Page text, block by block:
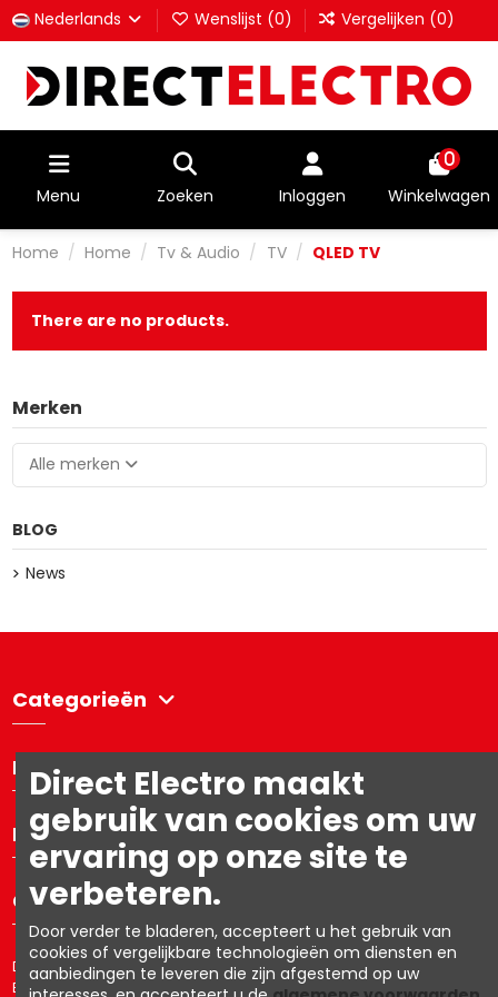
Nederlands Wenslijst (0) Vergelijken (0)
Menu Zoeken Inloggen
0
Winkelwagen
Home Home Tv & Audio TV QLED TV
There are no products.
Merken
Alle merken
BLOG
News
Categorieën
Directelectro
Mijn account
Contacteer ons
Directelectro is de B2C-webshop van Ets. R. Van den Berg NV – BTW:
BE0403.153.576
Direct Electro maakt
gebruik van cookies om uw
ervaring op onze site te
verbeteren.
Door verder te bladeren, accepteert u het gebruik van
cookies of vergelijkbare technologieën om diensten en
aanbiedingen te leveren die zijn afgestemd op uw